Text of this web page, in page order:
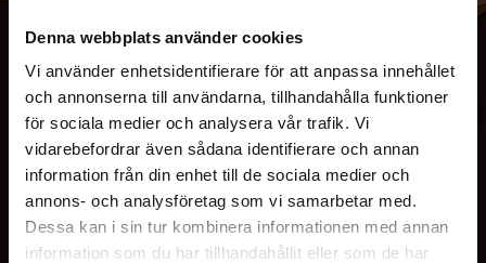
Denna webbplats använder cookies
Vi använder enhetsidentifierare för att anpassa innehållet
och annonserna till användarna, tillhandahålla funktioner
för sociala medier och analysera vår trafik. Vi
vidarebefordrar även sådana identifierare och annan
information från din enhet till de sociala medier och
annons- och analysföretag som vi samarbetar med.
Dessa kan i sin tur kombinera informationen med annan
information som du har tillhandahållit eller som de har
MEISTÄ